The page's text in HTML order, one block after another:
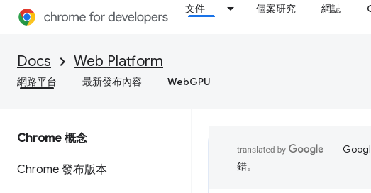
文件 個案研究 網誌
Docs Web Platform
網路平台 最新發布內容 WebGPU
Chrome 概念
Chrome 發布版本
錯。